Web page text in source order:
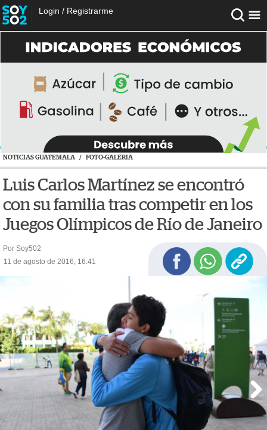
Login / Registrarme
NOTICIAS GUATEMALA / FOTO-GALERIA
Luis Carlos Martínez se encontró
con su familia tras competir en los
Juegos Olímpicos de Río de Janeiro
Por Soy502
11 de agosto de 2016, 16:41